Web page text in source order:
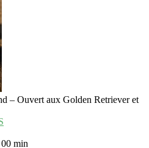
– Ouvert aux Golden Retriever et
min